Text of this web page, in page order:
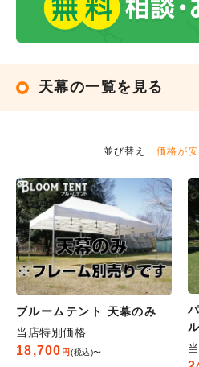
天幕の一覧を見る
並び替え 価格が
ブルームテント 天幕のみ
当店特別価格
18,700 税込 〜